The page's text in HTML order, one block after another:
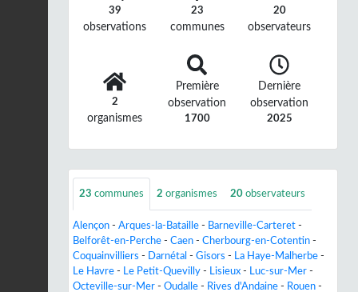
39
observations
23
communes
20
observateurs
2
organismes
Première
observation
1700
Dernière
observation
2025
23 communes 2 organismes 20 observateurs
Alençon - Arques-la-Bataille - Barneville-Carteret -
Belforêt-en-Perche - Caen - Cherbourg-en-Cotentin -
Coquainvilliers - Darnétal - Gisors - La Haye-Malherbe -
Le Havre - Le Petit-Quevilly - Lisieux - Luc-sur-Mer -
Octeville-sur-Mer - Oudalle - Rives d'Andaine - Rouen -